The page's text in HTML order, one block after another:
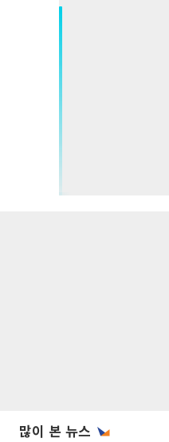
많이 본 뉴스